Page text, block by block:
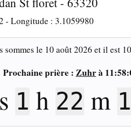
- Longitude : 3.1059980
sommes le 10 août 2026 et il est
Prochaine prière : Zuhrà
1 h 22 m